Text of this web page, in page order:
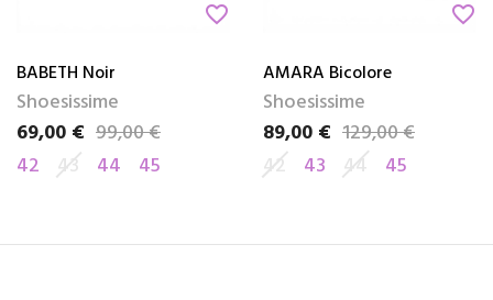
favorite_border
BABETH Noir
Shoesissime
Prix
69,00 €
Prix de base99,00 €
42 43 44 45
favorite_border
AMARA Bicolore
Shoesissime
Prix
89,00 €
Prix de base129,00 €
42
43 44 45